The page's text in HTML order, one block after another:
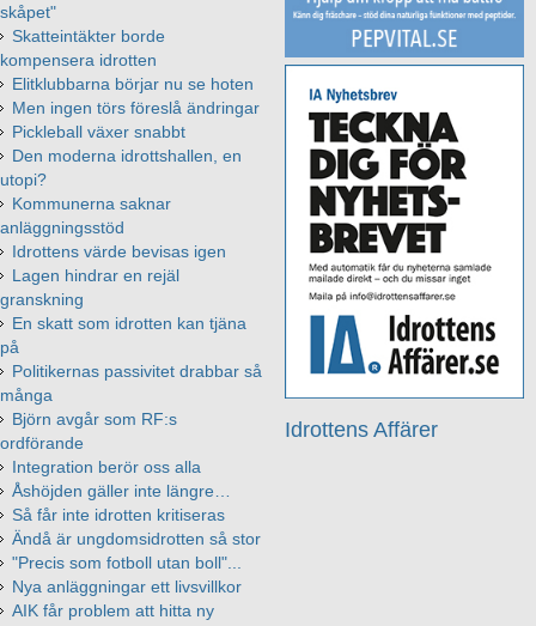
Idrottens Affärer
skåpet"
Skatteintäkter borde
kompensera idrotten
Elitklubbarna börjar nu se hoten
Men ingen törs föreslå ändringar
Pickleball växer snabbt
Den moderna idrottshallen, en
utopi?
Kommunerna saknar
anläggningsstöd
Idrottens värde bevisas igen
Lagen hindrar en rejäl
granskning
En skatt som idrotten kan tjäna
på
Politikernas passivitet drabbar så
många
Björn avgår som RF:s
ordförande
Integration berör oss alla
Åshöjden gäller inte längre…
Så får inte idrotten kritiseras
Ändå är ungdomsidrotten så stor
"Precis som fotboll utan boll"...
Nya anläggningar ett livsvillkor
AIK får problem att hitta ny